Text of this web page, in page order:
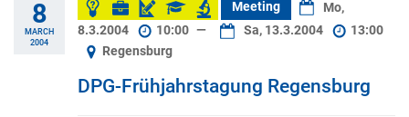
8
MARCH
2004
Meeting
Mo,
8.3.2004
10:00 — Sa, 13.3.2004
13:00
Regensburg
DPG-Frühjahrstagung Regensburg